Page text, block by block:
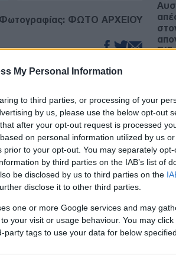
My Personal Information
to third parties, or processing of your
by us, please use the below opt-out
after your opt-out request is processed
on personal information utilized by us
to your opt-out. You may separately
by third parties on the IAB’s list of
be disclosed by us to third parties on the
disclose it to other third parties.
one or more Google services and may
your visit or usage behaviour. You may
tags to use your data for below
ΦΩΤΟ ΑΡΧΕΙΟΥ
δήλωσε ότι το Ισραήλ
κατά του Ιράν,
διάστημα.
παρά τα «εξαιρετικά
το Ιράν κατά τη διάρκεια
Όπως έχω πει
ενδεχόμενο να χρειαστεί
την επίτευξη αυτών των
Άμυνας.